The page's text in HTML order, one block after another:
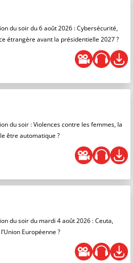
du soir du 6 août 2026 : Cybersécurité,
étrangère avant la présidentielle 2027 ?
du soir : Violences contre les femmes, la
être automatique ?
du soir du mardi 4 août 2026 : Ceuta,
Européenne ?